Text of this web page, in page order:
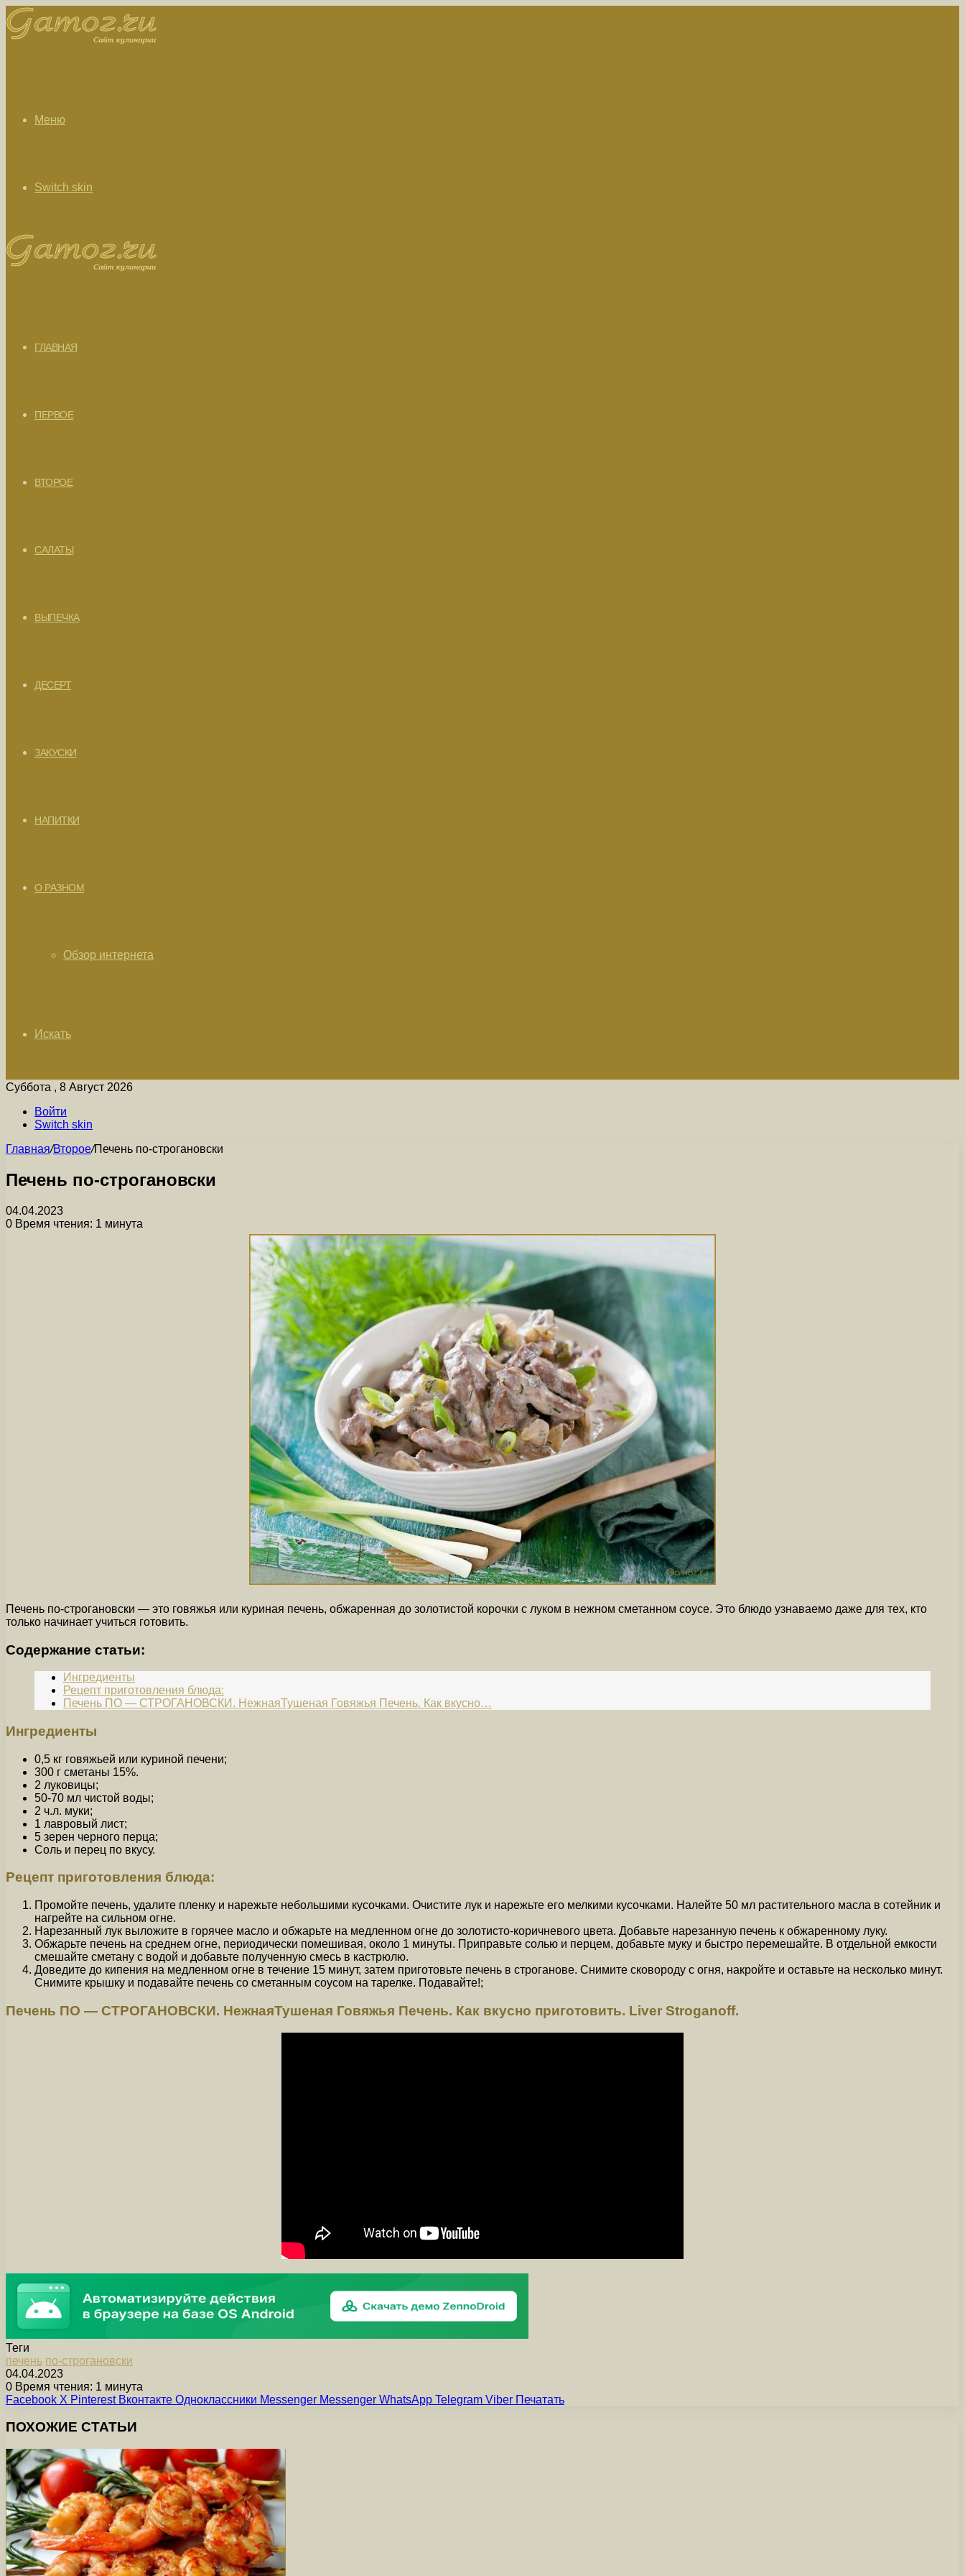
Меню
Switch skin
ГЛАВНАЯ
ПЕРВОЕ
ВТОРОЕ
САЛАТЫ
ВЫПЕЧКА
ДЕСЕРТ
ЗАКУСКИ
НАПИТКИ
О РАЗНОМ
Обзор интернета
Искать
Суббота , 8 Август 2026
Войти
Switch skin
Главная/Второе/Печень по-строгановски
Печень по-строгановски
04.04.2023
0 Время чтения: 1 минута
Печень по-строгановски — это говяжья или куриная печень, обжаренная до золотистой корочки с луком в нежном сметанном соусе. Это блюдо узнаваемо даже для тех, кто
только начинает учиться готовить.
Содержание статьи:
Ингредиенты
Рецепт приготовления блюда:
Печень ПО — СТРОГАНОВСКИ. НежнаяТушеная Говяжья Печень. Как вкусно…
Ингредиенты
0,5 кг говяжьей или куриной печени;
300 г сметаны 15%.
2 луковицы;
50-70 мл чистой воды;
2 ч.л. муки;
1 лавровый лист;
5 зерен черного перца;
Соль и перец по вкусу.
Рецепт приготовления блюда:
Промойте печень, удалите пленку и нарежьте небольшими кусочками. Очистите лук и нарежьте его мелкими кусочками. Налейте 50 мл растительного масла в сотейник и
нагрейте на сильном огне.
Нарезанный лук выложите в горячее масло и обжарьте на медленном огне до золотисто-коричневого цвета. Добавьте нарезанную печень к обжаренному луку.
Обжарьте печень на среднем огне, периодически помешивая, около 1 минуты. Приправьте солью и перцем, добавьте муку и быстро перемешайте. В отдельной емкости
смешайте сметану с водой и добавьте полученную смесь в кастрюлю.
Доведите до кипения на медленном огне в течение 15 минут, затем приготовьте печень в строганове. Снимите сковороду с огня, накройте и оставьте на несколько минут.
Снимите крышку и подавайте печень со сметанным соусом на тарелке. Подавайте!;
Печень ПО — СТРОГАНОВСКИ. НежнаяТушеная Говяжья Печень. Как вкусно приготовить. Liver Stroganoff.
Теги
печень по-строгановски
04.04.2023
0 Время чтения: 1 минута
Facebook X Pinterest Вконтакте Одноклассники Messenger Messenger WhatsApp Telegram Viber Печатать
ПОХОЖИЕ СТАТЬИ